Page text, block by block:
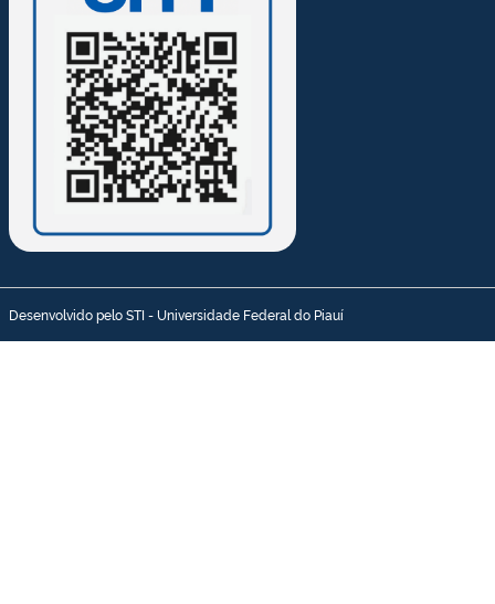
Desenvolvido pelo STI - Universidade Federal do Piauí